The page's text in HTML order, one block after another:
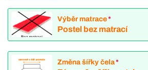
Výběr matrace*
Postel bez matrací
Změna šířky čela*